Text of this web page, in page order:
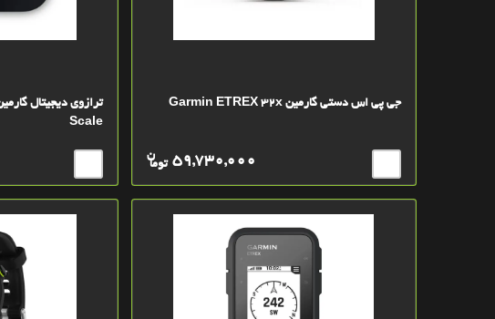
جی پی اس دستی گارمین Garmin ETREX 32x
توما
ن 59,730,000
Scale